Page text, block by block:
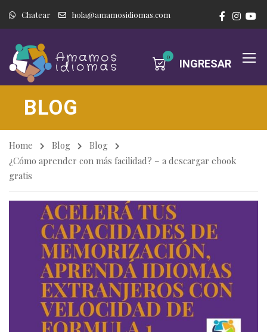
Chatear hola@amamosidiomas.com
0
INGRESAR
BLOG
Home Blog
Blog
¿Cómo aprender con más facilidad? – a descargar ebook
gratis